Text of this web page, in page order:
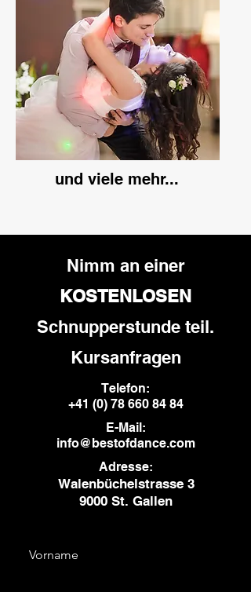
und viele mehr...
Nimm an einer
KOSTENLOSEN
Schnupperstunde teil.
Kursanfragen
Telefon:
+41 (0) 78 660 84 84
E-Mail:
info@bestofdance.com
Adresse:
Walenbüchelstrasse 3
9000 St. Gallen
Vorname